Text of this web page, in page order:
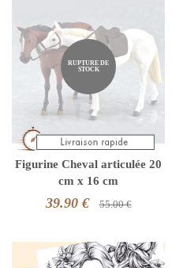
RUPTURE DE
STOCK
Figurine Cheval articulée 20
cm x 16 cm
39.90 € 55.00 €